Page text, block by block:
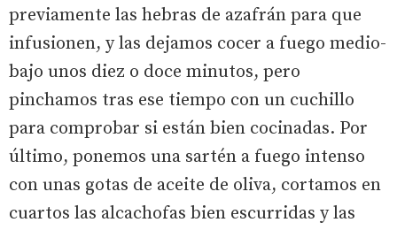
previamente las hebras de azafrán para que
infusionen, y las dejamos cocer a fuego medio-
bajo unos diez o doce minutos, pero
pinchamos tras ese tiempo con un cuchillo
para comprobar si están bien cocinadas. Por
último, ponemos una sartén a fuego intenso
con unas gotas de aceite de oliva, cortamos en
cuartos las alcachofas bien escurridas y las